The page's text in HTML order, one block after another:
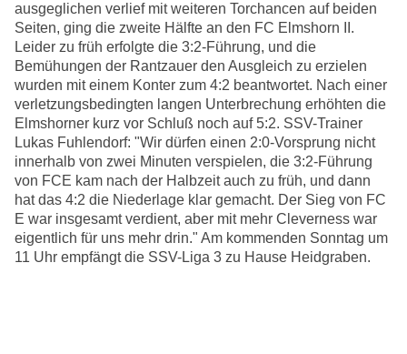
ausgeglichen verlief mit weiteren Torchancen auf beiden
Seiten, ging die zweite Hälfte an den FC Elmshorn II.
Leider zu früh erfolgte die 3:2-Führung, und die
Bemühungen der Rantzauer den Ausgleich zu erzielen
wurden mit einem Konter zum 4:2 beantwortet. Nach einer
verletzungsbedingten langen Unterbrechung erhöhten die
Elmshorner kurz vor Schluß noch auf 5:2. SSV-Trainer
Lukas Fuhlendorf: "Wir dürfen einen 2:0-Vorsprung nicht
innerhalb von zwei Minuten verspielen, die 3:2-Führung
von FCE kam nach der Halbzeit auch zu früh, und dann
hat das 4:2 die Niederlage klar gemacht. Der Sieg von FC
E war insgesamt verdient, aber mit mehr Cleverness war
eigentlich für uns mehr drin." Am kommenden Sonntag um
11 Uhr empfängt die SSV-Liga 3 zu Hause Heidgraben.